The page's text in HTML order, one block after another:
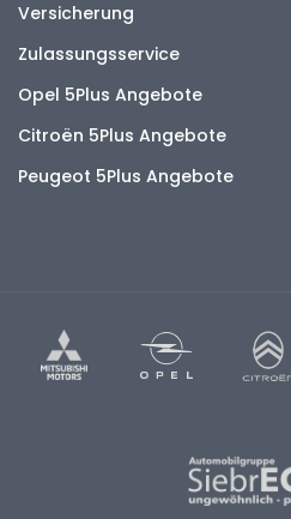
Versicherung
Zulassungsservice
Opel 5Plus Angebote
Citroën 5Plus Angebote
Peugeot 5Plus Angebote